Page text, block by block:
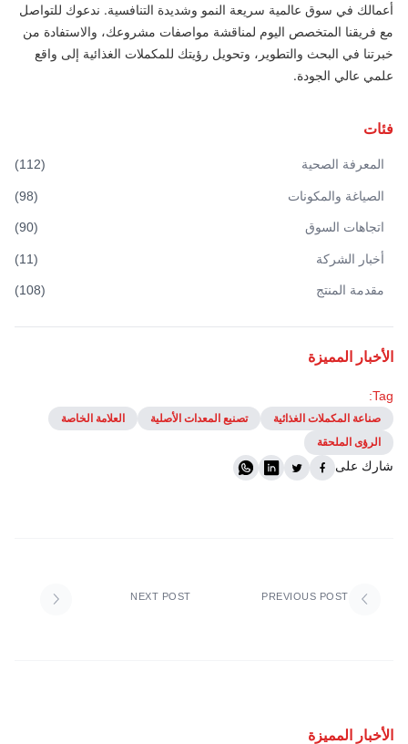
أعمالك في سوق عالمية سريعة النمو وشديدة التنافسية. ندعوك للتواصل
مع فريقنا المتخصص اليوم لمناقشة مواصفات مشروعك، والاستفادة من
خبرتنا في البحث والتطوير، وتحويل رؤيتك للمكملات الغذائية إلى واقع
علمي عالي الجودة.
فئات
المعرفة الصحية (
112
)
الصياغة والمكونات (
98
)
اتجاهات السوق (
90
)
أخبار الشركة (
11
)
مقدمة المنتج (
108
)
الأخبار المميزة
Tag:
صناعة المكملات الغذائية تصنيع المعدات الأصلية
العلامة الخاصة
الرؤى الملحقة
شارك على
PREVIOUS POST
NEXT POST
الأخبار المميزة